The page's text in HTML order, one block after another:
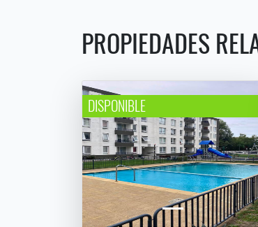
PROPIEDADES
DISPONIBLE